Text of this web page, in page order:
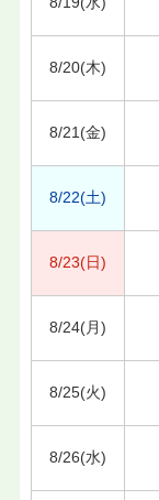
8/20(木)
8/21(金)
8/22(土)
8/23(日)
8/24(月)
8/25(火)
8/26(水)